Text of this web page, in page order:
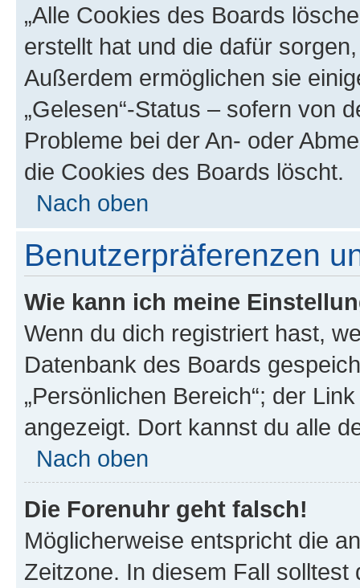
„Alle Cookies des Boards
erstellt hat und die dafür
Außerdem ermöglichen sie
„Gelesen“-Status – sofern von
Probleme bei der An- oder
die Cookies des Boards löscht.
Nach oben
Benutzerpräferenzen
Wie kann ich meine
Wenn du dich registriert hast,
Datenbank des Boards
„Persönlichen Bereich“; der
angezeigt. Dort kannst du alle
Nach oben
Die Forenuhr geht falsch!
Möglicherweise entspricht die
Zeitzone. In diesem Fall solltest